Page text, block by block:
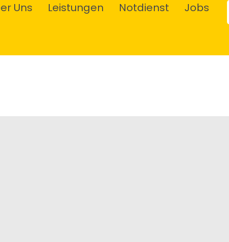
Uns Leistungen Notdienst
Jobs